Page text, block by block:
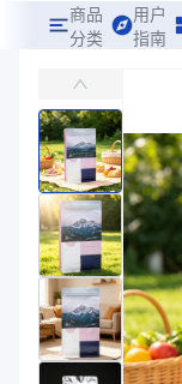
商品
分类
用户
指南
易食包（EPAK）专注
价格：在线询价
商品参数
商品分类
复
主要材质
铝
产品特性
支
产品特性
支
商品图片